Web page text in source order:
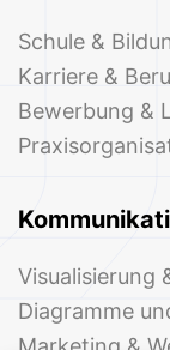
Schule &
Karriere &
Bewerbung &
Visualisierung
Diagramme